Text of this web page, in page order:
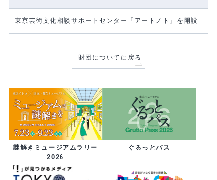
東京芸術文化相談サポートセンター「アートノト」を開設
財団についてに戻る
謎解きミュージアムラリー
2026
ぐるっとパス